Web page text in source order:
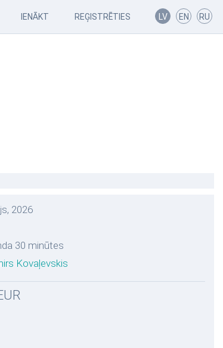
IENĀKT REĢISTRĒTIES LV EN RU
2026
30 minūtes
Kovaļevskis